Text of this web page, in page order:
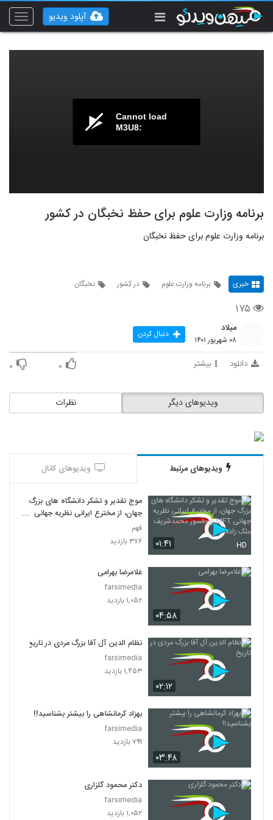
Toggle
آپلود ویدیو
Cannot load
M3U8:
برنامه وزارت علوم برای حفظ نخبگان در کشور
برنامه وزارت علوم برای حفظ نخبگان
خبری برنامه وزارت علوم در کشور نخبگان
۱۷۵
میلاد
۰۸ شهریور ۱۴۰۱ دنبال کردن
دانلود بیشتر ۰ ۰
نظرات ویدیوهای دیگر
ویدیوهای مرتبط ویدیوهای کانال
۰۱:۴۱ HD
موج تقدیر و تشکر دانشگاه های بزرگ
جهان، از مخترع ایرانی نظریه جهانی
MFT پروفسور محمدشریف ملک زاده
فهم
۳۷۶ بازدید
۰۴:۵۸
غلامرضا بهرامی
farsimedia
۱,۰۵۲ بازدید
۰۲:۱۲
نظام الدین آل آقا بزرگ مردی در تاریخ
farsimedia
۱,۴۵۳ بازدید
۰۳:۴۸
بهزاد کرمانشاهی را بیشتر بشناسید!!
farsimedia
۷۹۹ بازدید
دكتر محمود گلزاری
farsimedia
۱,۰۵۲ بازدید